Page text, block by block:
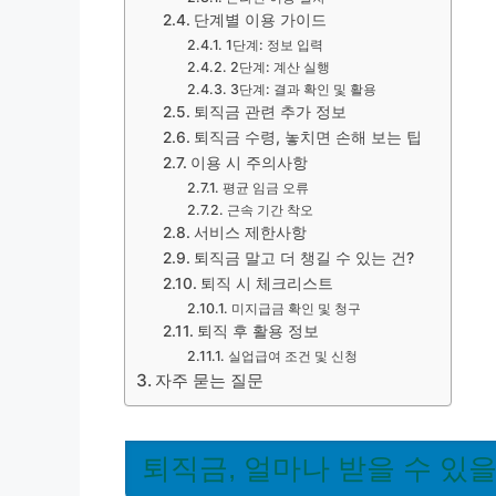
단계별 이용 가이드
1단계: 정보 입력
2단계: 계산 실행
3단계: 결과 확인 및 활용
퇴직금 관련 추가 정보
퇴직금 수령, 놓치면 손해 보는 팁
이용 시 주의사항
평균 임금 오류
근속 기간 착오
서비스 제한사항
퇴직금 말고 더 챙길 수 있는 건?
퇴직 시 체크리스트
미지급금 확인 및 청구
퇴직 후 활용 정보
실업급여 조건 및 신청
자주 묻는 질문
퇴직금, 얼마나 받을 수 있